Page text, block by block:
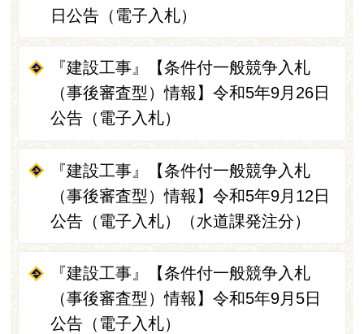
日公告（電子入札）
『建設工事』【条件付一般競争入札
（事後審査型）情報】令和5年9月26日
公告（電子入札）
『建設工事』【条件付一般競争入札
（事後審査型）情報】令和5年9月12日
公告（電子入札）（水道課発注分）
『建設工事』【条件付一般競争入札
（事後審査型）情報】令和5年9月5日
公告（電子入札）